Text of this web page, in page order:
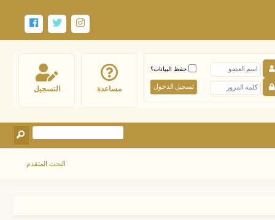
التسجيل مساعدة
حفظ البيانات؟
البحث المتقدم